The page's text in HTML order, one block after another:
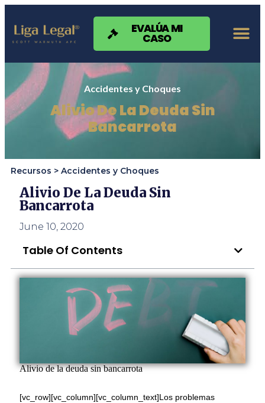
Nota:
sitio
web
sistema
accesibilidad.
EVALÚA MI
CASO
Accidentes y Choques
Alivio De La Deuda Sin
Bancarrota
Recursos > Accidentes y Choques
Alivio De La Deuda Sin
Bancarrota
June 10, 2020
Table Of Contents
Alivio de la deuda sin bancarrota
[vc_row][vc_column][vc_column_text]Los problemas